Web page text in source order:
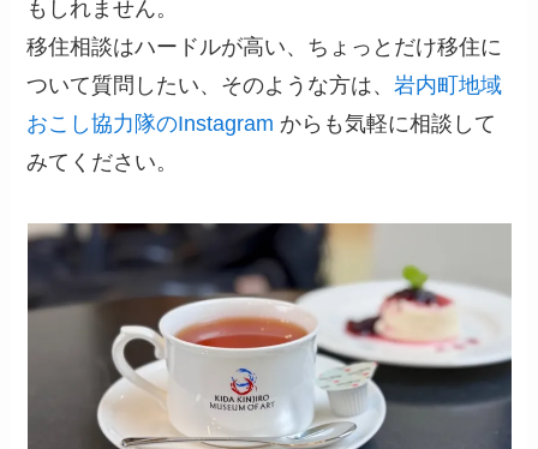
もしれません。
移住相談はハードルが高い、ちょっとだけ移住に
ついて質問したい、そのような方は、岩内町地域
おこし協力隊のInstagram からも気軽に相談して
みてください。